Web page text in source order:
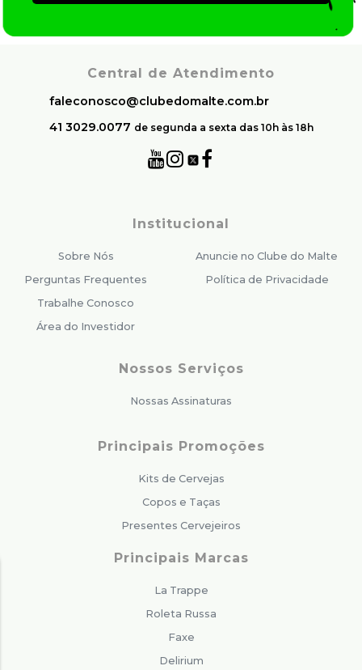
Central de Atendimento
faleconosco@clubedomalte.com.br
41 3029.0077 de segunda a sexta das 10h às 18h
Institucional
Sobre Nós
Perguntas Frequentes
Trabalhe Conosco
Área do Investidor
Anuncie no Clube do Malte
Política de Privacidade
Nossos Serviços
Nossas Assinaturas
Principais Promoções
Kits de Cervejas
Copos e Taças
Presentes Cervejeiros
Principais Marcas
La Trappe
Roleta Russa
Faxe
Delirium